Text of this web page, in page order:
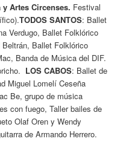
y Artes Circenses. Festival
TODOS SANTOS: Ballet
Verdugo, Ballet Folklórico
Ballet Folklórico
Banda de Música del DIF.
LOS CABOS: Ballet de
Miguel Lomelí Ceseña
Be, grupo de música
con fuego, Taller bailes de
Olaf Oren y Wendy
de Armando Herrero.